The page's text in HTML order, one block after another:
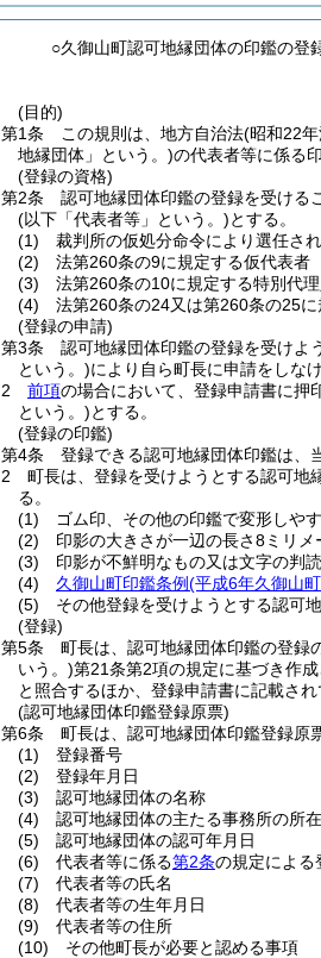
○久御山町認可地縁団体の印鑑の登
(目的)
第1条
この規則は、地方自治法(昭和22
地縁団体」という。)の代表者等に係る
(登録の資格)
第2条
認可地縁団体印鑑の登録を受ける
(以下「代表者等」という。)とする。
(1)
裁判所の仮処分命令により選任さ
(2)
法第260条の9に規定する仮代表者
(3)
法第260条の10に規定する特別代理
(4)
法第260条の24又は第260条の25に
(登録の申請)
第3条
認可地縁団体印鑑の登録を受けよ
という。)により自ら町長に申請をしな
2
前項の場合において、登録申請書に押
という。)とする。
(登録の印鑑)
第4条
登録できる認可地縁団体印鑑は、
2
町長は、登録を受けようとする認可地
る。
(1)
ゴム印、その他の印鑑で変形しや
(2)
印影の大きさが一辺の長さ8ミリ
(3)
印影が不鮮明なもの又は文字の判
(4)
久御山町印鑑条例(平成6年久御山
(5)
その他登録を受けようとする認可
(登録)
第5条
町長は、認可地縁団体印鑑の登録
いう。)第21条第2項の規定に基づき作
と照合するほか、登録申請書に記載さ
(認可地縁団体印鑑登録原票)
第6条
町長は、認可地縁団体印鑑登録原
(1)
登録番号
(2)
登録年月日
(3)
認可地縁団体の名称
(4)
認可地縁団体の主たる事務所の所
(5)
認可地縁団体の認可年月日
(6)
代表者等に係る第2条の規定による
(7)
代表者等の氏名
(8)
代表者等の生年月日
(9)
代表者等の住所
(10)
その他町長が必要と認める事項